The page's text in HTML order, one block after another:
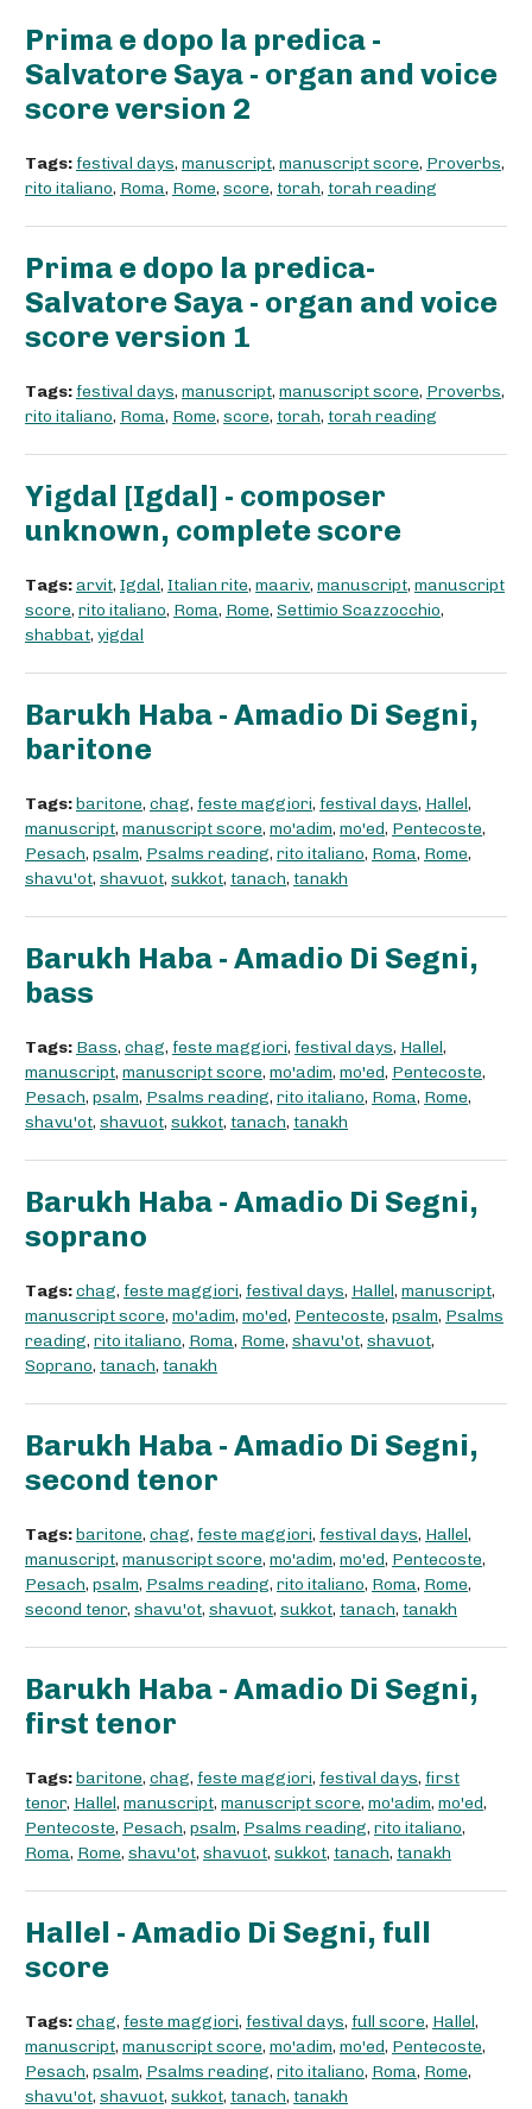
Prima e dopo la predica -
Salvatore Saya - organ and voice
score version 2
Tags: festival days, manuscript, manuscript score, Proverbs,
rito italiano, Roma, Rome, score, torah, torah reading
Prima e dopo la predica-
Salvatore Saya - organ and voice
score version 1
Tags: festival days, manuscript, manuscript score, Proverbs,
rito italiano, Roma, Rome, score, torah, torah reading
Yigdal [Igdal] - composer
unknown, complete score
Tags:arvit, Igdal, Italian rite, maariv, manuscript, manuscript
score, rito italiano, Roma, Rome, Settimio Scazzocchio,
shabbat, yigdal
Barukh Haba - Amadio Di Segni,
baritone
Tags:baritone, chag, feste maggiori, festival days, Hallel,
manuscript, manuscript score, mo'adim, mo'ed, Pentecoste,
Pesach, psalm, Psalms reading, rito italiano, Roma, Rome,
shavu'ot, shavuot, sukkot, tanach, tanakh
Barukh Haba - Amadio Di Segni,
bass
Tags: Bass, chag, feste maggiori, festival days, Hallel,
manuscript, manuscript score, mo'adim, mo'ed, Pentecoste,
Pesach, psalm, Psalms reading, rito italiano, Roma, Rome,
shavu'ot, shavuot, sukkot, tanach, tanakh
Barukh Haba - Amadio Di Segni,
soprano
Tags:chag, feste maggiori, festival days, Hallel, manuscript,
manuscript score, mo'adim, mo'ed, Pentecoste, psalm, Psalms
reading, rito italiano, Roma, Rome, shavu'ot, shavuot,
Soprano, tanach, tanakh
Barukh Haba - Amadio Di Segni,
second tenor
Tags:baritone, chag, feste maggiori, festival days, Hallel,
manuscript, manuscript score, mo'adim, mo'ed, Pentecoste,
Pesach, psalm, Psalms reading, rito italiano, Roma, Rome,
second tenor, shavu'ot, shavuot, sukkot, tanach, tanakh
Barukh Haba - Amadio Di Segni,
first tenor
Tags:baritone, chag, feste maggiori, festival days, first
tenor, Hallel, manuscript, manuscript score, mo'adim, mo'ed,
Pentecoste, Pesach, psalm, Psalms reading, rito italiano,
Roma, Rome, shavu'ot, shavuot, sukkot, tanach, tanakh
Hallel - Amadio Di Segni, full
score
Tags:chag, feste maggiori, festival days, full score, Hallel,
manuscript, manuscript score, mo'adim, mo'ed, Pentecoste,
Pesach, psalm, Psalms reading, rito italiano, Roma, Rome,
shavu'ot, shavuot, sukkot, tanach, tanakh